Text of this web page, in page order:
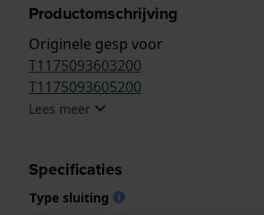
Productomschrijving
Originele gesp voor
T1175093603200
T1175093605200
Lees meer
Specificaties
Type sluiting